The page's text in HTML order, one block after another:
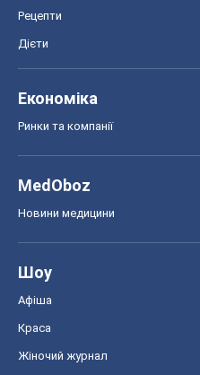
Рецепти
Дієти
Економіка
Ринки та компанії
MedOboz
Новини медицини
Шоу
Афіша
Краса
Жіночий журнал